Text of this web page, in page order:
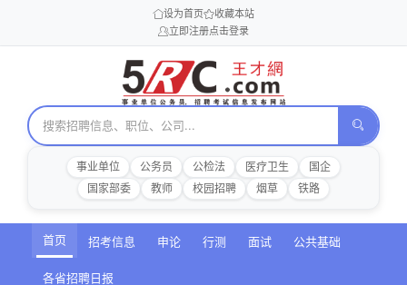
设为首页
收藏本站
立即注册点击登录
事业单位 公务员 公检法 医疗卫生
国企
国家部委
教师 校园招聘 烟草 铁路
首页 招考信息 申论 行测 面试 公共基础
各省招聘日报